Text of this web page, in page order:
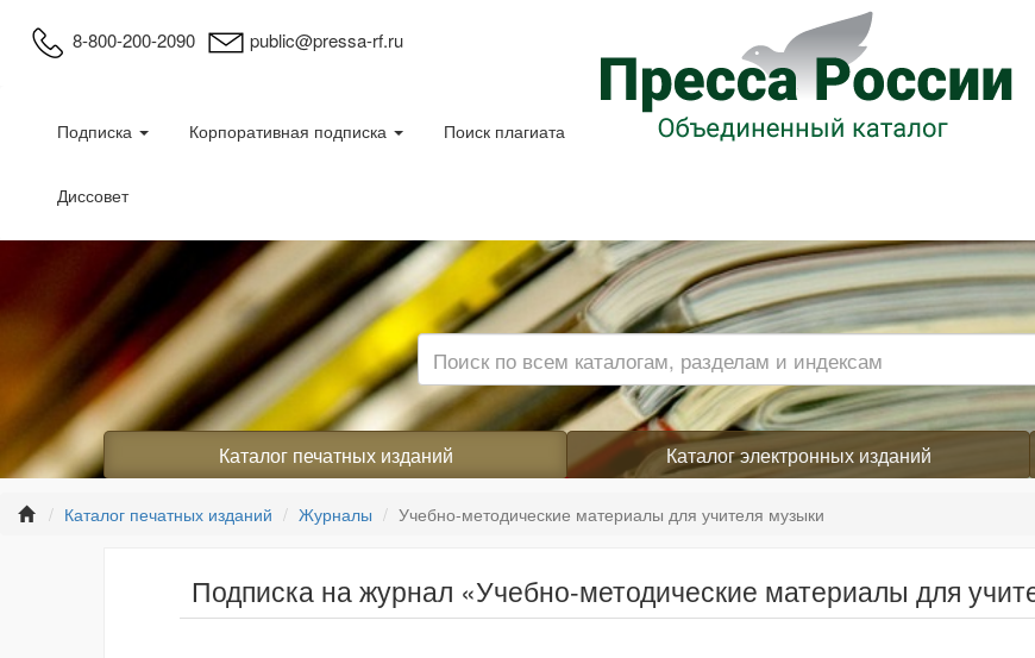
8-800-200-2090 public@pressa-rf.ru
Подписка Корпоративная подписка Поиск плагиата
Диссовет
Каталог печатных изданий Каталог электронных изданий
Каталог печатных изданий Журналы Учебно-методические материалы для учителя музыки
Подписка на журнал «Учебно-методические материалы для